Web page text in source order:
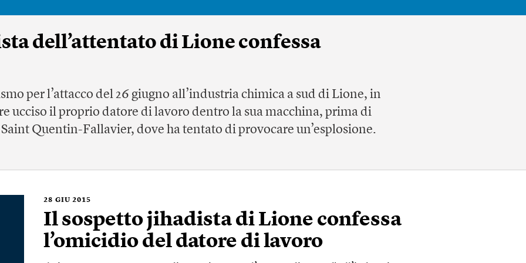
dell’attentato di Lione confessa
per l’attacco del 26 giugno all’industria chimica a sud di Lione, in
ucciso il proprio datore di lavoro dentro la sua macchina, prima di
Quentin-Fallavier, dove ha tentato di provocare un’esplosione.
28 GIU 2015
Il sospetto jihadista di Lione confessa
l’omicidio del datore di lavoro